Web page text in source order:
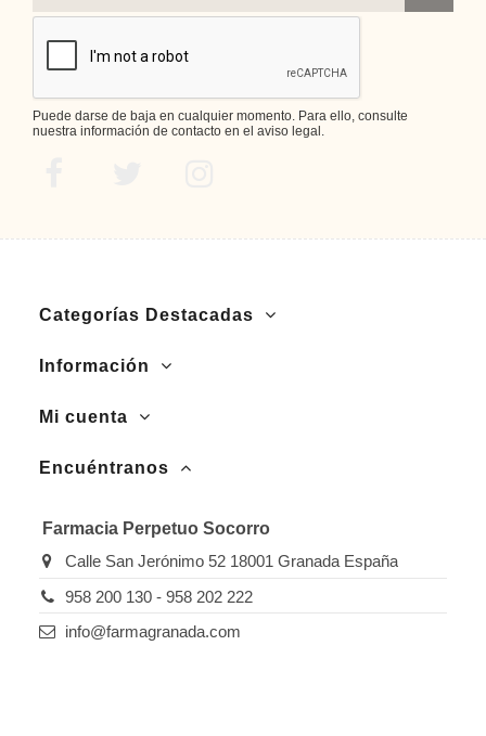
Puede darse de baja en cualquier momento. Para ello, consulte
nuestra información de contacto en el aviso legal.
Categorías Destacadas
Información
Mi cuenta
Encuéntranos
Farmacia Perpetuo Socorro
Calle San Jerónimo 52 18001 Granada España
958 200 130 - 958 202 222
info@farmagranada.com